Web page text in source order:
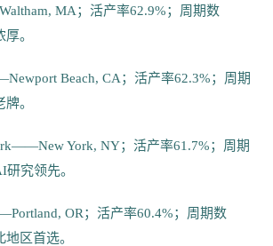
MA；活产率62.9%；周期数
。
Beach, CA；活产率62.3%；周期
。
York, NY；活产率61.7%；周期
究领先。
OR；活产率60.4%；周期数
区首选。